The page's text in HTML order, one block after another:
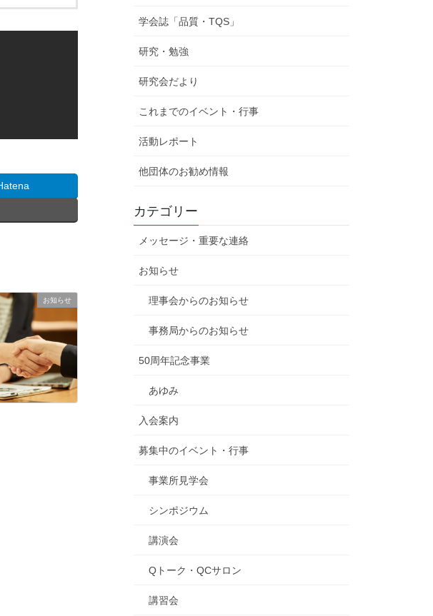
お知らせ
学会誌「品質・TQS」
研究・勉強
研究会だより
これまでのイベント・行事
活動レポート
他団体のお勧め情報
カテゴリー
メッセージ・重要な連絡
お知らせ
理事会からのお知らせ
事務局からのお知らせ
50周年記念事業
あゆみ
入会案内
募集中のイベント・行事
事業所見学会
シンポジウム
講演会
Qトーク・QCサロン
講習会